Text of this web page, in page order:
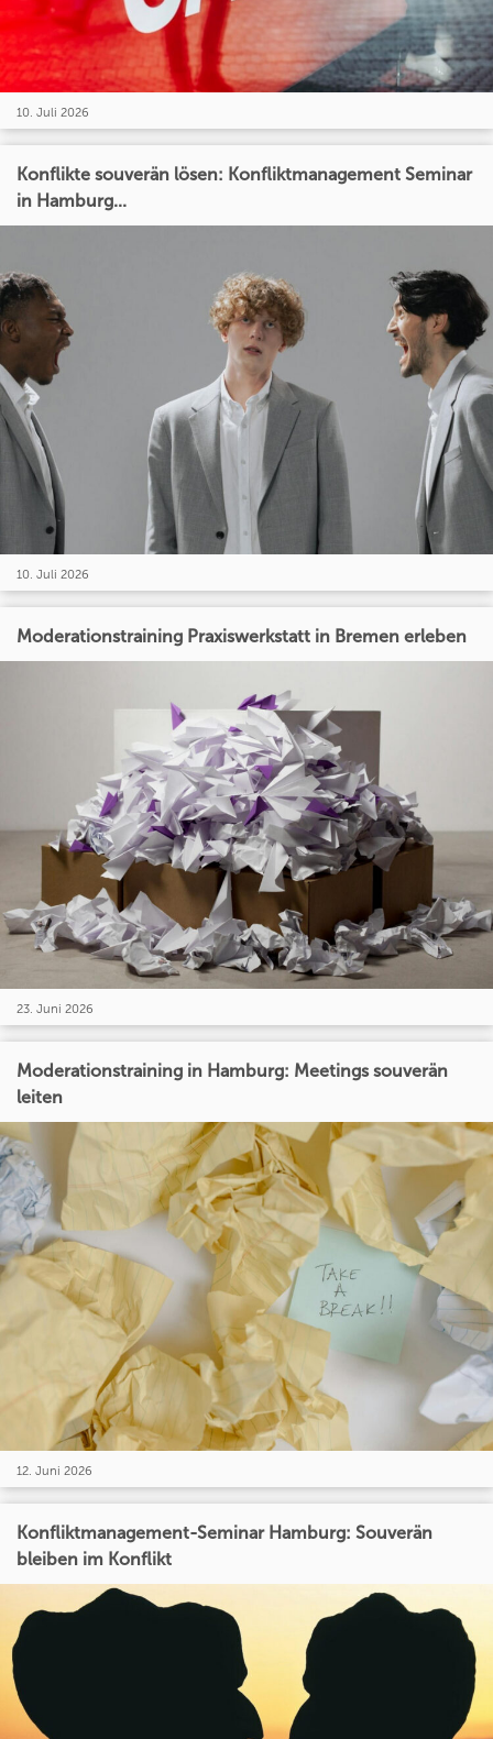
10. Juli 2026
Konflikte souverän lösen: Konfliktmanagement Seminar
in Hamburg...
10. Juli 2026
Moderationstraining Praxiswerkstatt in Bremen erleben
23. Juni 2026
Moderationstraining in Hamburg: Meetings souverän
leiten
12. Juni 2026
Konfliktmanagement-Seminar Hamburg: Souverän
bleiben im Konflikt